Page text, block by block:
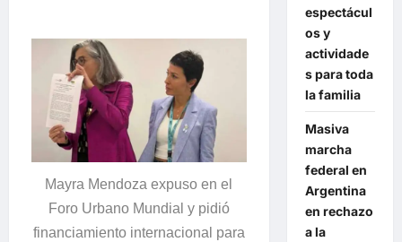
Mayra Mendoza expuso en el
Foro Urbano Mundial y pidió
financiamiento internacional para
espectácul
os y
actividade
s para toda
la familia
Masiva
marcha
federal en
Argentina
en rechazo
a la